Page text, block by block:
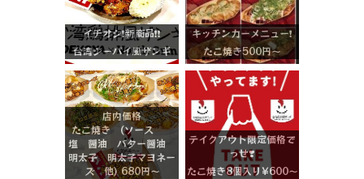
イチオシ❗️新商品❗️❗️
台湾ジーパイ風ザンギ
キッチンカーメニュー❗️
たこ焼き500円〜
店内価格
たこ焼き (ソース
塩 醤油 バター醤油
明太子 明太子マヨネー
ズ 他) 680円～
テイクアウト限定価格で
っせ❣️
たこ焼き8個入り¥600〜